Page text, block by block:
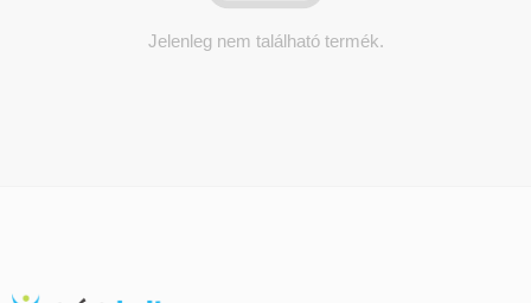
Jelenleg nem található termék.